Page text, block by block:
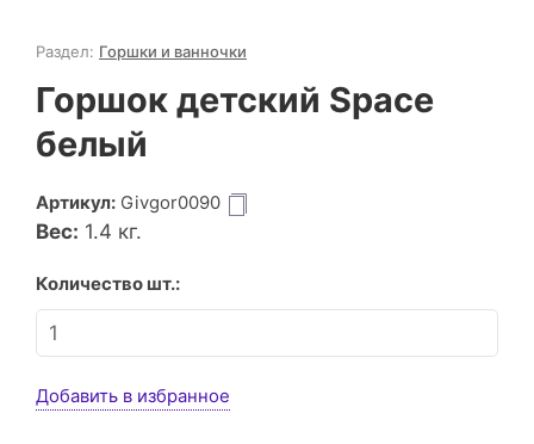
Раздел: Горшки и ванночки
Горшок детский Space
белый
Артикул: Givgor0090
Вес: 1.4 кг.
Количество шт.:
Добавить в избранное